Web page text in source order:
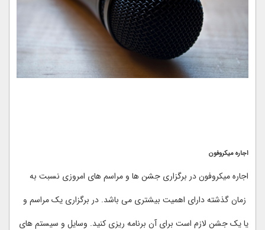
اجاره میکروفون
اجاره میکروفون در برگزاری جشن ها و مراسم های امروزی نسبت به
زمان گذشته دارای اهمیت بیشتری می باشد. در برگزاری یک مراسم و
یا یک جشن لازم است برای آن برنامه ریزی کنید. وسایل و سیستم های